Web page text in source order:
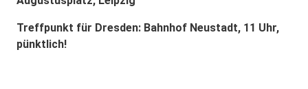
Treffpunkt für Dresden: Bahnhof Neustadt, 11 Uhr,
pünktlich!